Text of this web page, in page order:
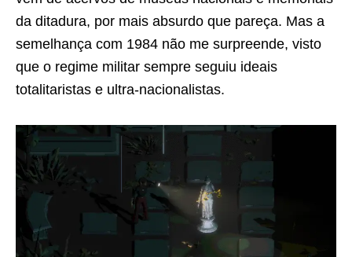
da ditadura, por mais absurdo que pareça. Mas a
semelhança com 1984 não me surpreende, visto
que o regime militar sempre seguiu ideais
totalitaristas e ultra-nacionalistas.